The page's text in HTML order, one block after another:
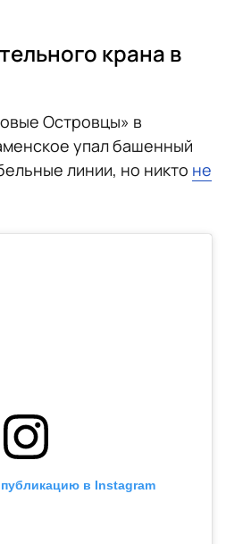
крана в
Островцы» в
упал башенный
линии, но никто не
в Instagram